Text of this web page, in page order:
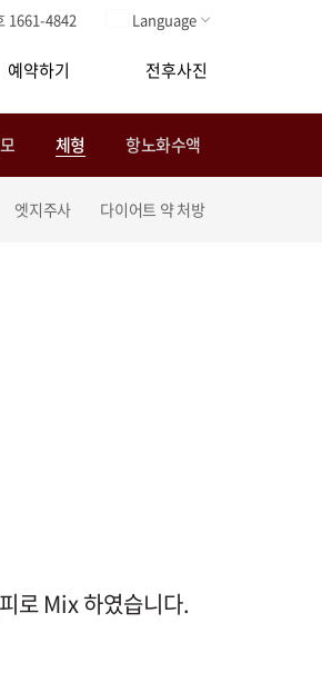
1661-4842 Language
예약하기 전후사진
체형
엣지주사 다이어트 약 처방
항노화수액
로 Mix 하였습니다.